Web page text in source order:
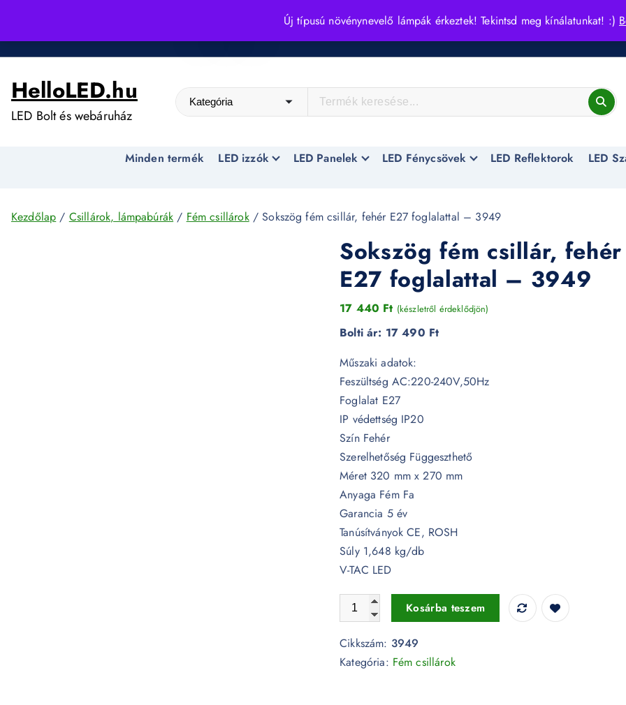
Új típusú növénynevelő lámpák érkeztek! Tekintsd meg kínálatunkat! :)
i
HelloLED.hu
LED Bolt és webáruház
Minden termék LED izzók LED Panelek LED Fénycsövek LED Reflektorok LED
Kezdőlap / Csillárok, lámpabúrák / Fém csillárok/ Sokszög fém csillár, fehér E27 foglalattal – 3949
Sokszög fém csillár, fehér
E27 foglalattal – 3949
17 440 Ft (készletről érdeklődjön)
Bolti ár: 17 490 Ft
Műszaki adatok:
Feszültség AC:220-240V,50Hz
Foglalat E27
IP védettség IP20
Szín Fehér
Szerelhetőség Függeszthető
Méret 320 mm x 270 mm
Anyaga Fém Fa
Garancia 5 év
Tanúsítványok CE, ROSH
Súly 1,648 kg/db
V-TAC LED
Sokszög fém csillár, fehér E27 foglalattal - 3949 mennyiség
Kosárba teszem
Cikkszám: 3949
Kategória: Fém csillárok